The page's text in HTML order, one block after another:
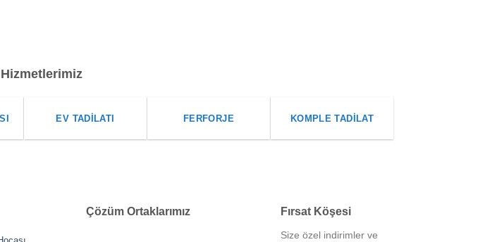
EV TADILATI FERFORJE KOMPLE TADILAT
Çözüm Ortaklarımız Fırsat Köşesi
Size özel indirimler ve